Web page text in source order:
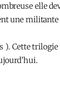
elle
une
). Cette